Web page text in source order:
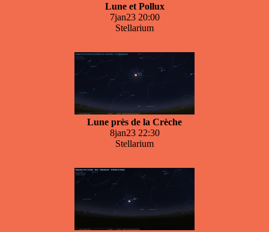
Lune et Pollux
7jan23 20:00
Stellarium
Lune près de la Crèche
8jan23 22:30
Stellarium